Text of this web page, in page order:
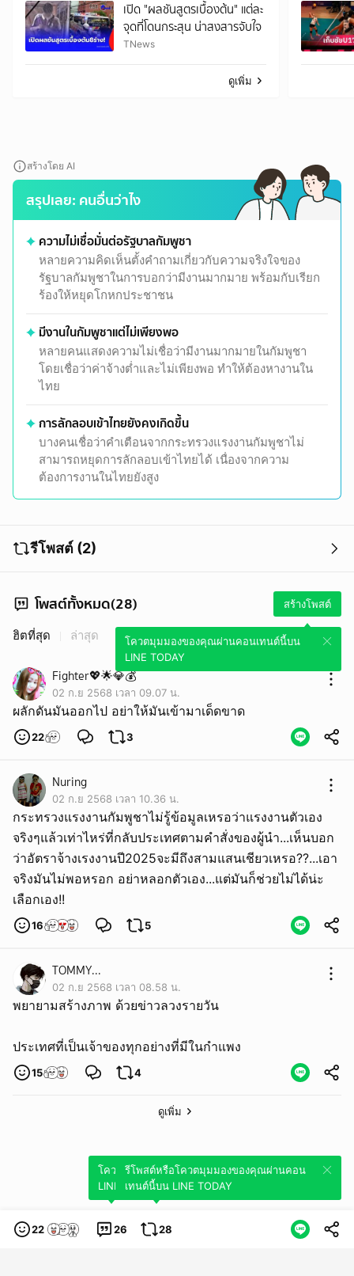
เปิด "ผลชันสูตรเบื้องต้น" แต่ละ
จุดที่โดนกระสุน น่าสงสารจับใจ
TNews
ดูเพิ่ม
สร้างโดย AI
สรุปเลย: คนอื่นว่าไง
ความไม่เชื่อมั่นต่อรัฐบาลกัมพูชา
หลายความคิดเห็นตั้งคำถามเกี่ยวกับความจริงใจของ
รัฐบาลกัมพูชาในการบอกว่ามีงานมากมาย พร้อมกับเรียก
ร้องให้หยุดโกหกประชาชน
มีงานในกัมพูชาแต่ไม่เพียงพอ
หลายคนแสดงความไม่เชื่อว่ามีงานมากมายในกัมพูชา
โดยเชื่อว่าค่าจ้างต่ำและไม่เพียงพอ ทำให้ต้องหางานใน
ไทย
การลักลอบเข้าไทยยังคงเกิดขึ้น
บางคนเชื่อว่าคำเตือนจากกระทรวงแรงงานกัมพูชาไม่
สามารถหยุดการลักลอบเข้าไทยได้ เนื่องจากความ
ต้องการงานในไทยยังสูง
รีโพสต์ (2)
โพสต์ทั้งหมด(28) สร้างโพสต์
โควตมุมมองของคุณผ่านคอนเทนต์นี้บน
LINE TODAY
ฮิตที่สุด ล่าสุด
Fighter💖🌟💎💰
02 ก.ย 2568 เวลา 09.07 น.
ผลักดันมันออกไป อย่าให้มันเข้ามาเด็ดขาด
22 3
Nuring
02 ก.ย 2568 เวลา 10.36 น.
กระทรวงแรงงานกัมพูชาไม่รู้ข้อมูลเหรอว่าแรงงานตัวเอง
จริงๆแล้วเท่าไหร่ที่กลับประเทศตามคำสั่งของผู้นำ...เห็นบอก
ว่าอัตราจ้างเรงงานปี2025จะมีถึงสามแสนเชียวเหรอ??...เอา
จริงมันไม่พอหรอก อย่าหลอกตัวเอง...แต่มันก็ช่วยไม่ได้น่ะ
เลือกเอง!!
16 5
TOMMY...
02 ก.ย 2568 เวลา 08.58 น.
พยายามสร้างภาพ ด้วยข่าวลวงรายวัน
ประเทศที่เป็นเจ้าของทุกอย่างที่มีในกำแพง
15 4
ดูเพิ่ม
22 26
โควตมุมมองของคุณผ่านคอนเทนต์นี้บน
LINE TODAY
28
รีโพสต์หรือโควตมุมมองของคุณผ่านคอน
เทนต์นี้บน LINE TODAY